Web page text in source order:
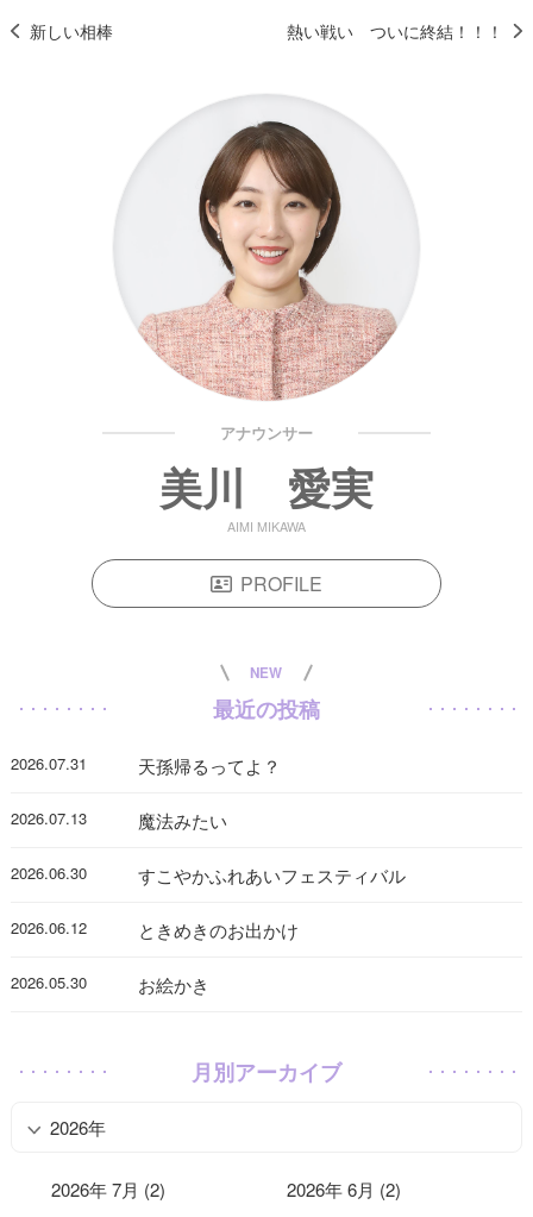
新しい相棒 熱い戦い ついに終結！！！
アナウンサー
美川 愛実
AIMI MIKAWA
PROFILE
NEW
最近の投稿
2026.07.31 天孫帰るってよ？
2026.07.13 魔法みたい
2026.06.30 すこやかふれあいフェスティバル
2026.06.12 ときめきのお出かけ
2026.05.30 お絵かき
月別アーカイブ
2026年
2026年 7月 (2) 2026年 6月 (2)